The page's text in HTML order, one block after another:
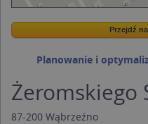
Wstaw tę mapkę na swoją
Przejdź
Przejdź
Planowanie i
Żeromskiego
87-200 Wąbrzeźno